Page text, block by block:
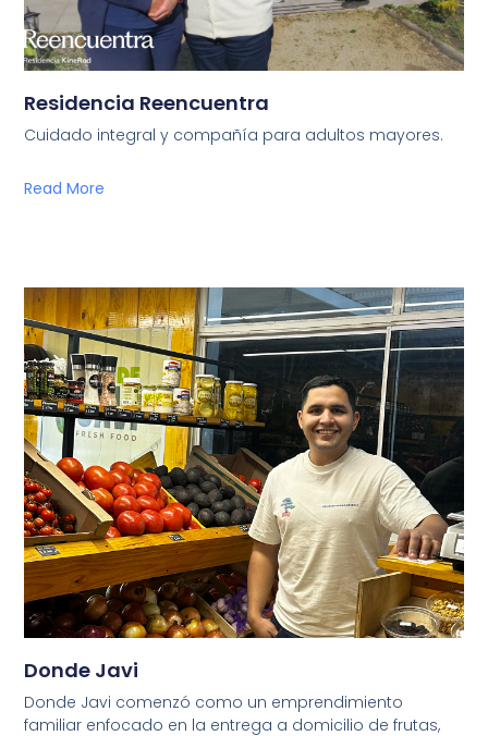
Residencia Reencuentra
Cuidado integral y compañía para adultos mayores.
Read More
Donde Javi
Donde Javi comenzó como un emprendimiento
familiar enfocado en la entrega a domicilio de frutas,